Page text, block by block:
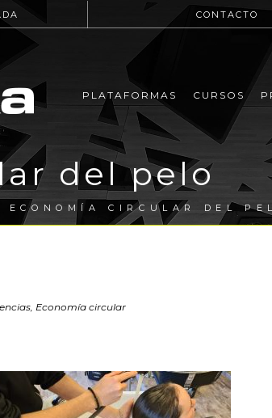
CONTACTO
PLATAFORMAS CURSOS
del pelo
CIRCULAR DEL
Economía circular